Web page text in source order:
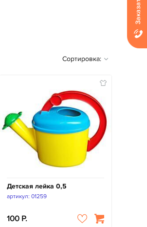
Сортировка:
Детская лейка 0,5
артикул: 01259
100